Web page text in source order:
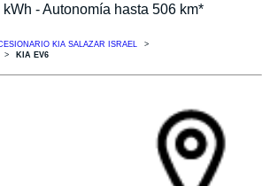
kWh - Autonomía hasta 506 km*
KIA SALAZAR ISRAEL
KIA EV6